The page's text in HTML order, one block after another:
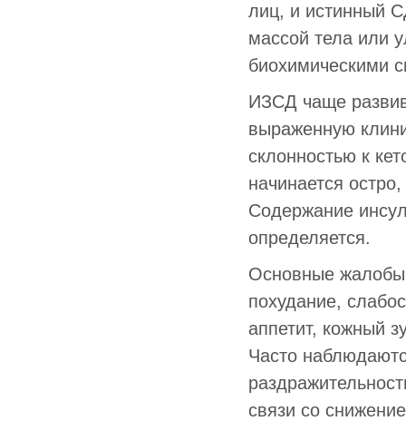
лиц, и истинный
массой тела или
биохимическими
ИЗСД чаще
выраженную
склонностью к
начинается
Содержание
определяется.
Основные жалобы
похудание,
аппетит, кожный
Часто
связи со